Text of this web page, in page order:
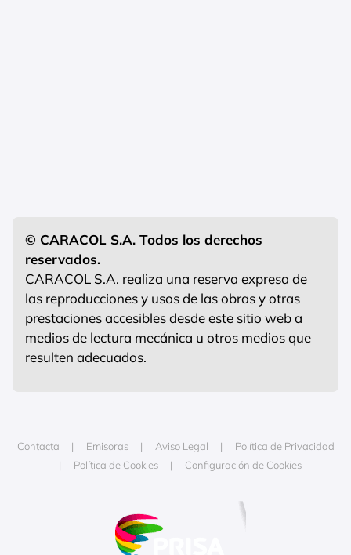
© CARACOL S.A. Todos los derechos
reservados.
CARACOL S.A. realiza una reserva expresa de
las reproducciones y usos de las obras y otras
prestaciones accesibles desde este sitio web a
medios de lectura mecánica u otros medios que
resulten adecuados.
Contacta Emisoras Aviso Legal
Política de Privacidad
Política de Cookies
Configuración de Cookies